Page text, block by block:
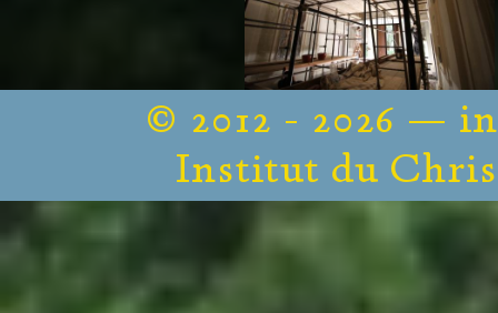
© 2012 - 2026 —
Institut du